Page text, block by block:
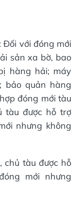
Đối với đóng mới
sản xa bờ, bao
hàng hải; máy
bảo quản hàng
đóng mới tàu
tàu được hỗ trợ
nhưng không
chủ tàu được hỗ
mới nhưng